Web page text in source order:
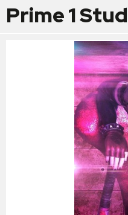
Prime 1